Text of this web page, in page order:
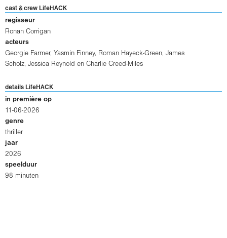
cast & crew LifeHACK
regisseur
Ronan Corrigan
acteurs
Georgie Farmer, Yasmin Finney, Roman Hayeck-Green, James
Scholz, Jessica Reynold en Charlie Creed-Miles
details LifeHACK
in première op
11-06-2026
genre
thriller
jaar
2026
speelduur
98 minuten